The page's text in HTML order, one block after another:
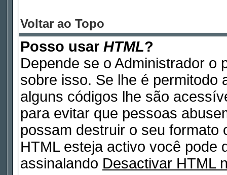
Voltar ao Topo
Posso usar HTML?
Depende se o Administrador o
sobre isso. Se lhe é permitodo
alguns códigos lhe são
para evitar que pessoas
possam destruir o seu formato
HTML esteja activo você pode
assinalando Desactivar HTML